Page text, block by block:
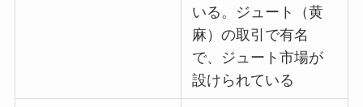
いる。ジュート（黄
麻）の取引で有名
で、ジュート市場が
設けられている